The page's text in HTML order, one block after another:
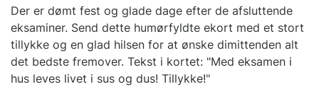
Der er dømt fest og glade dage efter de afsluttende
eksaminer. Send dette humørfyldte ekort med et stort
tillykke og en glad hilsen for at ønske dimittenden alt
det bedste fremover. Tekst i kortet: "Med eksamen i
hus leves livet i sus og dus! Tillykke!"